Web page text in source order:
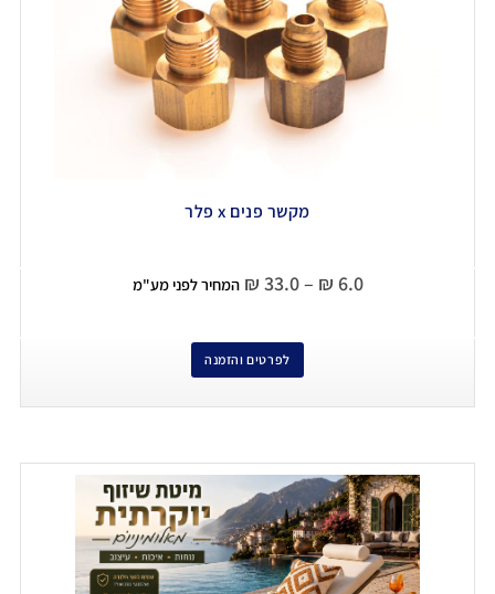
מקשר פנים x פלר
₪ 6.0
–
₪ 33.0 המחיר לפני מע"מ
לפרטים והזמנה